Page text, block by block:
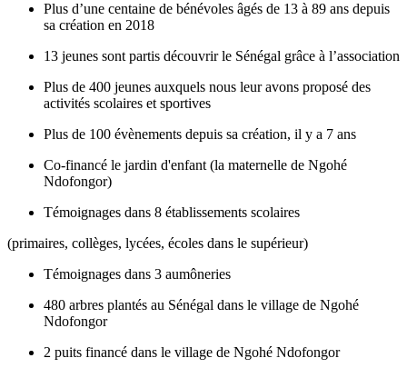
Plus d’une centaine de bénévoles âgés de 13 à 89 ans depuis
sa création en 2018
13 jeunes sont partis découvrir le Sénégal grâce à l’association
Plus de 400 jeunes auxquels nous leur avons proposé des
activités scolaires et sportives
Plus de 100 évènements depuis sa création, il y a 7 ans
Co-financé le jardin d'enfant (la maternelle de Ngohé
Ndofongor)
Témoignages dans 8 établissements scolaires
(primaires, collèges, lycées, écoles dans le supérieur)
Témoignages dans 3 aumôneries
480 arbres plantés au Sénégal dans le village de Ngohé
Ndofongor
2 puits financé dans le village de Ngohé Ndofongor